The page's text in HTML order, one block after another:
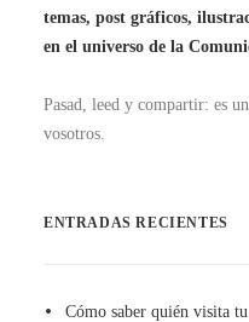
temas, post gráficos,
en el universo de la
Pasad, leed y compartir: es
vosotros.
ENTRADAS RECIENTES
Cómo saber quién visita